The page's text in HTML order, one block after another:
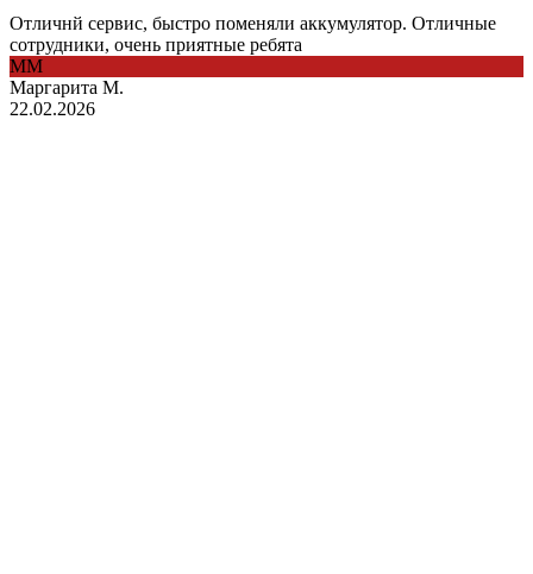
Отличнй сервис, быстро поменяли аккумулятор. Отличные
сотрудники, очень приятные ребята
ММ
Маргарита М.
22.02.2026